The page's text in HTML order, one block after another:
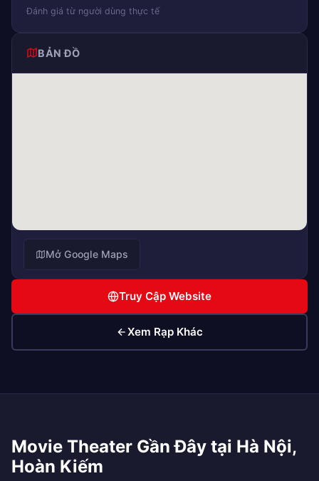
Đánh giá từ người dùng thực tế
BẢN ĐỒ
Mở Google Maps
Truy Cập Website
Xem Rạp Khác
Movie Theater Gần Đây tại Hà Nội,
Hoàn Kiếm